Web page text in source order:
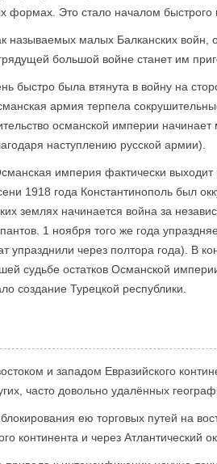
формах. Это стало началом быстрого
малых Балканских войн,
большой войне станет им
быстро была втянута в войну на
армия терпела
османской империи
наступлению русской армии).
империя фактически
1918 года Константинополь был
землях начинается война за
1 ноября того же года
упразднили через полтора года). В
судьбе остатков Османской
создание Турецкой республики.
и западом Евразийского
часто довольно удалённых
ею торговых путей на
континента и через Атлантический